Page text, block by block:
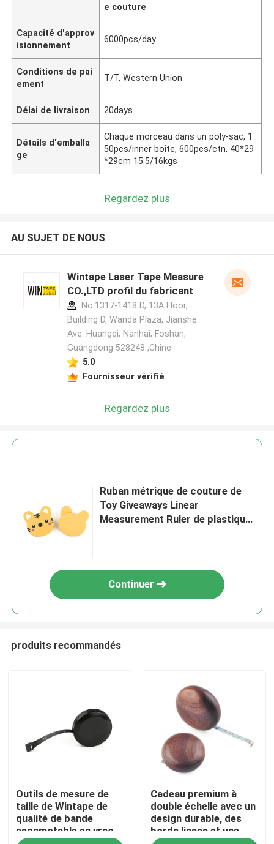
Produits
Au sujet de nous
e couture
Capacité d'approv
isionnement
6000pcs/day
Conditions de pai
ement
T/T, Western Union
Délai de livraison 20days
Détails d'emballa
ge
Chaque morceau dans un poly-sac, 1
50pcs/inner boîte, 600pcs/ctn, 40*29
*29cm 15.5/16kgs
Regardez plus
AU SUJET DE NOUS
Wintape Laser Tape Measure
CO.,LTD profil du fabricant
No.1317-1418 D, 13A Floor,
Building D, Wanda Plaza, Jianshe
Ave. Huangqi, Nanhai, Foshan,
Guangdong 528248 ,Chine
5.0
Fournisseur vérifié
Regardez plus
Ruban métrique de couture de
Toy Giveaways Linear
Measurement Ruler de plastique
Continuer
produits recommandés
Outils de mesure de
taille de Wintape de
qualité de bande
escamotable en vrac
Cadeau premium à
double échelle avec un
design durable, des
bords lisses et une